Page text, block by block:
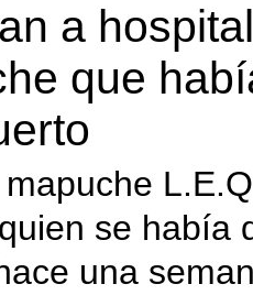
a
que
se había
una